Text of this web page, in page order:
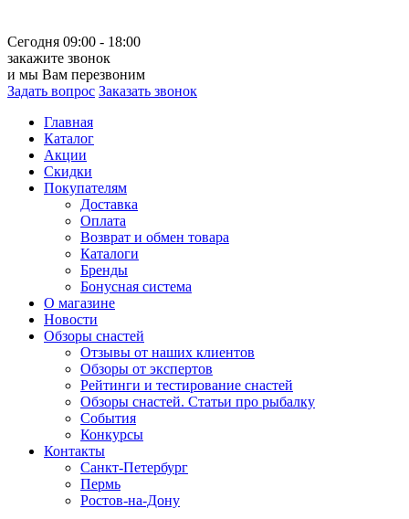
Сегодня 09:00 - 18:00
закажите звонок
и мы Вам перезвоним
Задать вопрос Заказать звонок
Главная
Каталог
Акции
Скидки
Покупателям
Доставка
Оплата
Возврат и обмен товара
Каталоги
Бренды
Бонусная система
О магазине
Новости
Обзоры снастей
Отзывы от наших клиентов
Обзоры от экспертов
Рейтинги и тестирование снастей
Обзоры снастей. Статьи про рыбалку
События
Конкурсы
Контакты
Санкт-Петербург
Пермь
Ростов-на-Дону